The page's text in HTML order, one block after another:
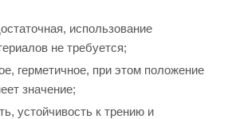
использование
не требуется;
герметичное, при этом положение
значение;
устойчивость к трению и